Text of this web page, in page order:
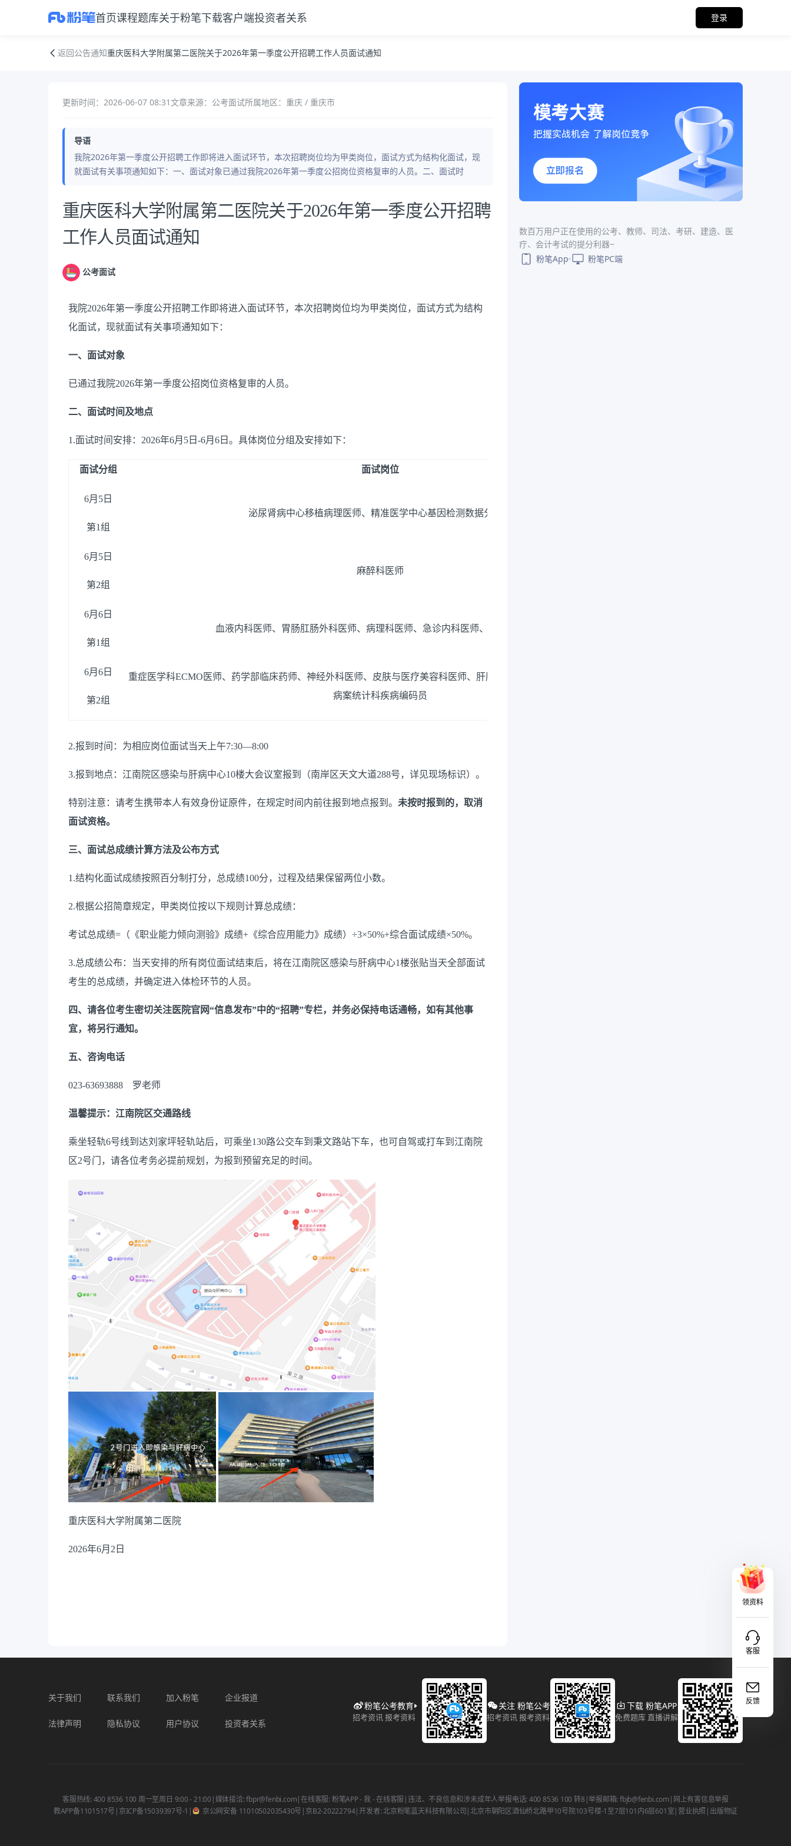
首页课程题库关于粉笔下载客户端投资者关系 登录
返回公告通知重庆医科大学附属第二医院关于2026年第一季度公开招聘工作人员面试通知
更新时间：2026-06-07 08:31文章来源：公考面试所属地区：重庆 / 重庆市
导语
我院2026年第一季度公开招聘工作即将进入面试环节，本次招聘岗位均为甲类岗位，面试方式为结构化面试，现
就面试有关事项通知如下：一、面试对象已通过我院2026年第一季度公招岗位资格复审的人员。二、面试时
公告正文
重庆医科大学附属第二医院关于2026年第一季度公开招聘
工作人员面试通知
公考面试
我院2026年第一季度公开招聘工作即将进入面试环节，本次招聘岗位均为甲类岗位，面试方式为结构
化面试，现就面试有关事项通知如下：
一、面试对象
已通过我院2026年第一季度公招岗位资格复审的人员。
二、面试时间及地点
1.面试时间安排：2026年6月5日-6月6日。具体岗位分组及安排如下：
面试分组 面试岗位
6月5日
第1组
泌尿肾病中心移植病理医师、精准医学中心基因检测数据分析师
6月5日
第2组
麻醉科医师
6月6日
第1组
血液内科医师、胃肠肛肠外科医师、病理科医师、急诊内科医师、呼吸内科医师
6月6日
第2组
重症医学科ECMO医师、药学部临床药师、神经外科医师、皮肤与医疗美容科医师、肝胆外科ERCP医师、肝胆外科医师、
病案统计科疾病编码员
2.报到时间：为相应岗位面试当天上午7:30—8:00
3.报到地点：江南院区感染与肝病中心10楼大会议室报到（南岸区天文大道288号，详见现场标识）。
特别注意：请考生携带本人有效身份证原件，在规定时间内前往报到地点报到。 未按时报到的，取消
面试资格。
三、面试总成绩计算方法及公布方式
1.结构化面试成绩按照百分制打分，总成绩100分，过程及结果保留两位小数。
2.根据公招简章规定，甲类岗位按以下规则计算总成绩：
考试总成绩=（《职业能力倾向测验》成绩+《综合应用能力》成绩）÷3×50%+综合面试成绩×50%。
3.总成绩公布：当天安排的所有岗位面试结束后，将在江南院区感染与肝病中心1楼张贴当天全部面试
考生的总成绩，并确定进入体检环节的人员。
四、请各位考生密切关注医院官网“信息发布”中的“招聘”专栏，并务必保持电话通畅，如有其他事
宜，将另行通知。
五、咨询电话
023-63693888 罗老师
温馨提示：江南院区交通路线
乘坐轻轨6号线到达刘家坪轻轨站后，可乘坐130路公交车到秉文路站下车，也可自驾或打车到江南院
区2号门，请各位考务必提前规划，为报到预留充足的时间。
重庆医科大学附属第二医院
2026年6月2日
数百万用户正在使用的公考、教师、司法、考研、建造、医
疗、会计考试的提分利器~
粉笔App
粉笔PC端
领资料
客服
反馈
关于我们 联系我们 加入粉笔 企业报道
法律声明 隐私协议 用户协议 投资者关系
粉笔公考教育
招考资讯 报考资料
关注 粉笔公考
招考资讯 报考资料
下载 粉笔APP
免费题库 直播讲解
客服热线: 400 8536 100 周一至周日 9:00 - 21:00 |媒体接洽: fbpr@fenbi.com|在线客服: 粉笔APP - 我 - 在线客服 |违法、不良信息和涉未成年人举报电话: 400 8536 100 转8 |举报邮箱: fbjb@fenbi.com | 网上有害信息举报
教APP备1101517号 | 京ICP备15039397号-1 | 京公网安备 11010502035430号 | 京B2-20222794|开发者: 北京粉笔蓝天科技有限公司|北京市朝阳区酒仙桥北路甲10号院103号楼-1至7层101内6层601室| 营业执照 | 出版物证